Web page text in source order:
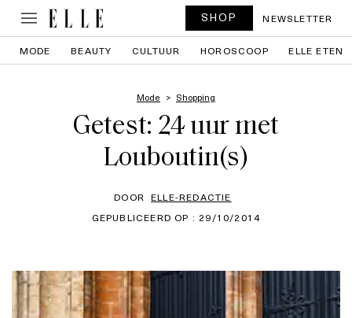
SHOP NEWSLETTER
MODE BEAUTY CULTUUR HOROSCOOP ELLE ETEN
Mode Shopping
Getest: 24 uur met
Louboutin(s)
DOOR ELLE-REDACTIE
GEPUBLICEERD OP : 29/10/2014